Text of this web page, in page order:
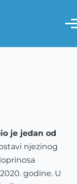
je jedan od
njezinog
godine. U